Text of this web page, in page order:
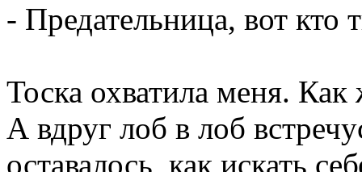
- Предательница, вот
Тоска охватила меня.
А вдруг лоб в лоб
оставалось, как искать